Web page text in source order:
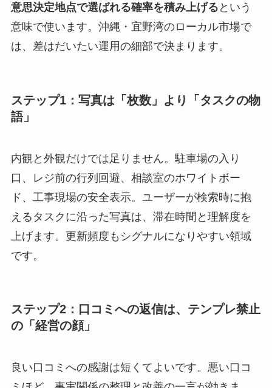
意思決定地点で選ばれる確率を積み上げる という
意味で使います。沖縄・宜野湾のローカル市場で
は、差はだいたい運用の細部で決まります。
ステップ1：写真は「枚数」より「タスクの物
語」
内観と外観だけでは足りません。駐車場の入り
口、レジ前の行列回避、相談室のホワイトボー
ド、工事現場の安全表示。ユーザーが検索時に抱
えるタスクに沿った写真は、滞在時間と理解度を
上げます。更新頻度もシグナルになりやすい領域
です。
ステップ2：口コミへの返信は、テンプレ禁止
の「経営の顔」
良い口コミへの感謝は短くてよいです。悪い口コ